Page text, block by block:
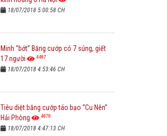
18/07/2018 5:00:58 CH
Minh “bớt” Băng cướp có 7 súng, giết
17 người
4487
18/07/2018 4:53:46 CH
Tiêu diệt băng cướp táo bạo “Cu Nên”
Hải Phòng
4878
18/07/2018 4:47:13 CH